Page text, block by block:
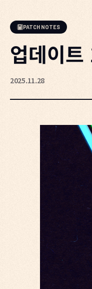
PATCH NOTES
업데이
2025.11.28